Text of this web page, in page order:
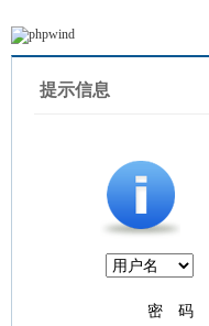
提示信息
密 码